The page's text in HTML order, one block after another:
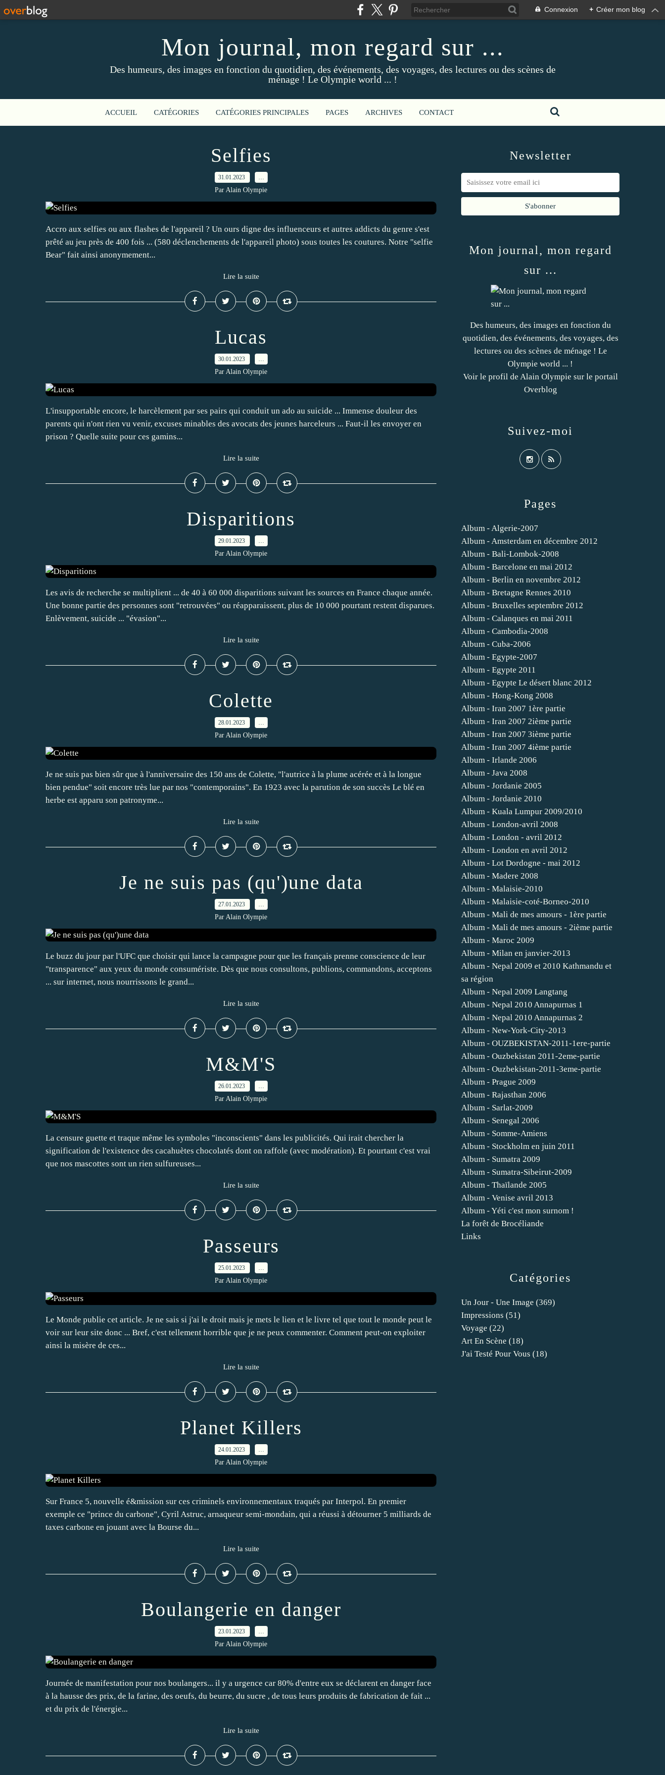
Connexion + Créer mon blog
Mon journal, mon regard sur ...
Des humeurs, des images en fonction du quotidien, des événements, des voyages, des lectures ou des scènes de
ménage ! Le Olympie world ... !
ACCUEIL CATÉGORIES CATÉGORIES PRINCIPALES PAGES ARCHIVES CONTACT
Selfies
31.01.2023 …
Par Alain Olympie
Accro aux selfies ou aux flashes de l'appareil ? Un ours digne des influenceurs et autres addicts du genre s'est
prêté au jeu près de 400 fois ... (580 déclenchements de l'appareil photo) sous toutes les coutures. Notre "selfie
Bear" fait ainsi anonymement...
Lire la suite
Lucas
30.01.2023 …
Par Alain Olympie
L'insupportable encore, le harcèlement par ses pairs qui conduit un ado au suicide ... Immense douleur des
parents qui n'ont rien vu venir, excuses minables des avocats des jeunes harceleurs ... Faut-il les envoyer en
prison ? Quelle suite pour ces gamins...
Lire la suite
Disparitions
29.01.2023 …
Par Alain Olympie
Les avis de recherche se multiplient ... de 40 à 60 000 disparitions suivant les sources en France chaque année.
Une bonne partie des personnes sont "retrouvées" ou réapparaissent, plus de 10 000 pourtant restent disparues.
Enlèvement, suicide ... "évasion"...
Lire la suite
Colette
28.01.2023 …
Par Alain Olympie
Je ne suis pas bien sûr que à l'anniversaire des 150 ans de Colette, "l'autrice à la plume acérée et à la longue
bien pendue" soit encore très lue par nos "contemporains". En 1923 avec la parution de son succès Le blé en
herbe est apparu son patronyme...
Lire la suite
Je ne suis pas (qu')une data
27.01.2023 …
Par Alain Olympie
Le buzz du jour par l'UFC que choisir qui lance la campagne pour que les français prenne conscience de leur
"transparence" aux yeux du monde consumériste. Dès que nous consultons, publions, commandons, acceptons
... sur internet, nous nourrissons le grand...
Lire la suite
M&M'S
26.01.2023 …
Par Alain Olympie
La censure guette et traque même les symboles "inconscients" dans les publicités. Qui irait chercher la
signification de l'existence des cacahuètes chocolatés dont on raffole (avec modération). Et pourtant c'est vrai
que nos mascottes sont un rien sulfureuses...
Lire la suite
Passeurs
25.01.2023 …
Par Alain Olympie
Le Monde publie cet article. Je ne sais si j'ai le droit mais je mets le lien et le livre tel que tout le monde peut le
voir sur leur site donc ... Bref, c'est tellement horrible que je ne peux commenter. Comment peut-on exploiter
ainsi la misère de ces...
Lire la suite
Planet Killers
24.01.2023 …
Par Alain Olympie
Sur France 5, nouvelle é&mission sur ces criminels environnementaux traqués par Interpol. En premier
exemple ce "prince du carbone", Cyril Astruc, arnaqueur semi-mondain, qui a réussi à détourner 5 milliards de
taxes carbone en jouant avec la Bourse du...
Lire la suite
Boulangerie en danger
23.01.2023 …
Par Alain Olympie
Journée de manifestation pour nos boulangers... il y a urgence car 80% d'entre eux se déclarent en danger face
à la hausse des prix, de la farine, des oeufs, du beurre, du sucre , de tous leurs produits de fabrication de fait ...
et du prix de l'énergie...
Lire la suite
Newsletter
Catégories
Un Jour - Une Image (369)
Impressions (51)
Voyage (22)
Art En Scène (18)
J'ai Testé Pour Vous (18)
Pages
Album - Algerie-2007
Album - Amsterdam en décembre 2012
Album - Bali-Lombok-2008
Album - Barcelone en mai 2012
Album - Berlin en novembre 2012
Album - Bretagne Rennes 2010
Album - Bruxelles septembre 2012
Album - Calanques en mai 2011
Album - Cambodia-2008
Album - Cuba-2006
Album - Egypte-2007
Album - Egypte 2011
Album - Egypte Le désert blanc 2012
Album - Hong-Kong 2008
Album - Iran 2007 1ère partie
Album - Iran 2007 2ième partie
Album - Iran 2007 3ième partie
Album - Iran 2007 4ième partie
Album - Irlande 2006
Album - Java 2008
Album - Jordanie 2005
Album - Jordanie 2010
Album - Kuala Lumpur 2009/2010
Album - London-avril 2008
Album - London - avril 2012
Album - London en avril 2012
Album - Lot Dordogne - mai 2012
Album - Madere 2008
Album - Malaisie-2010
Album - Malaisie-coté-Borneo-2010
Album - Mali de mes amours - 1ère partie
Album - Mali de mes amours - 2ième partie
Album - Maroc 2009
Album - Milan en janvier-2013
Album - Nepal 2009 et 2010 Kathmandu et
sa région
Album - Nepal 2009 Langtang
Album - Nepal 2010 Annapurnas 1
Album - Nepal 2010 Annapurnas 2
Album - New-York-City-2013
Album - OUZBEKISTAN-2011-1ere-partie
Album - Ouzbekistan 2011-2eme-partie
Album - Ouzbekistan-2011-3eme-partie
Album - Prague 2009
Album - Rajasthan 2006
Album - Sarlat-2009
Album - Senegal 2006
Album - Somme-Amiens
Album - Stockholm en juin 2011
Album - Sumatra 2009
Album - Sumatra-Sibeirut-2009
Album - Thaïlande 2005
Album - Venise avril 2013
Album - Yéti c'est mon surnom !
La forêt de Brocéliande
Links
Mon journal, mon regard
sur ...
Des humeurs, des images en fonction du
quotidien, des événements, des voyages, des
lectures ou des scènes de ménage ! Le
Olympie world ... !
Voir le profil de Alain Olympie sur le portail
Overblog
Suivez-moi